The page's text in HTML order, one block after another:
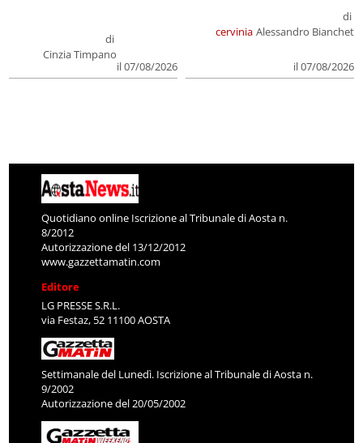
di
Cinzia Timpano
il 07/08/2026
cervinia
di
Alessandro Bianchet
il 07/08/2026
Quotidiano online Iscrizione al Tribunale di Aosta n.
8/2012
Autorizzazione del 13/12/2012
www.gazzettamatin.com
Editore
LG PRESSE S.R.L.
via Festaz, 52 11100 AOSTA
Settimanale del Lunedì. Iscrizione al Tribunale di Aosta n.
9/2002
Autorizzazione del 20/05/2002